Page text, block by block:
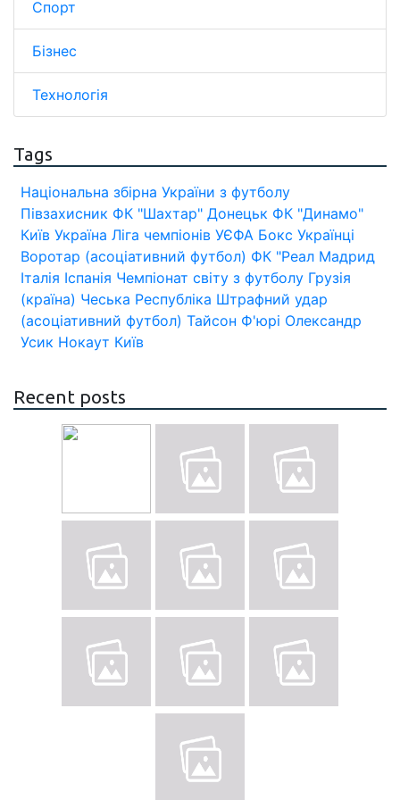
Спорт
Бізнес
Технологія
Tags
Національна збірна України з футболу
Півзахисник ФК "Шахтар" Донецьк ФК "Динамо"
Київ Україна Ліга чемпіонів УЄФА Бокс Українці
Воротар (асоціативний футбол) ФК "Реал Мадрид
Італія Іспанія Чемпіонат світу з футболу Грузія
(країна) Чеська Республіка Штрафний удар
(асоціативний футбол) Тайсон Ф'юрі Олександр
Усик Нокаут Київ
Recent posts